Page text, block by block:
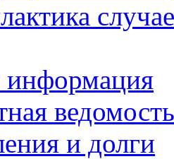
ведомость
и долги